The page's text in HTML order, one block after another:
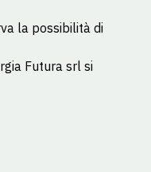
la possibilità di
Futura srl si